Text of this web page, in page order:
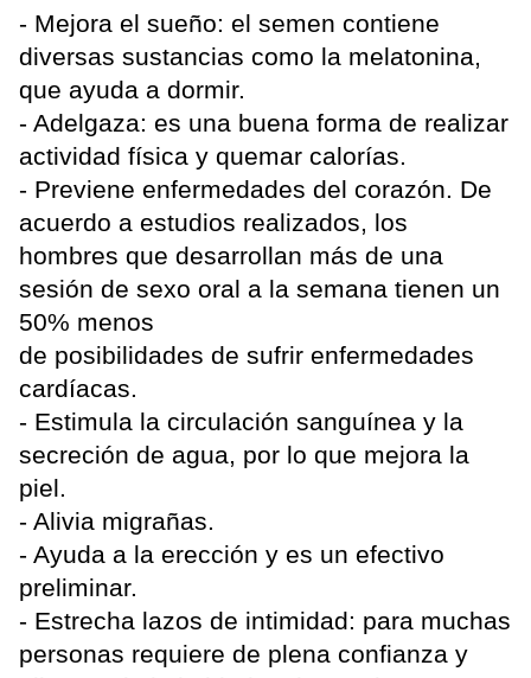
- Mejora el sueño: el semen contiene
diversas sustancias como la melatonina,
que ayuda a dormir.
- Adelgaza: es una buena forma de realizar
actividad física y quemar calorías.
- Previene enfermedades del corazón. De
acuerdo a estudios realizados, los
hombres que desarrollan más de una
sesión de sexo oral a la semana tienen un
50% menos
de posibilidades de sufrir enfermedades
cardíacas.
- Estimula la circulación sanguínea y la
secreción de agua, por lo que mejora la
piel.
- Alivia migrañas.
- Ayuda a la erección y es un efectivo
preliminar.
- Estrecha lazos de intimidad: para muchas
personas requiere de plena confianza y